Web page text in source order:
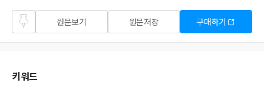
즐겨
찾기
원문보기 원문저장 구매하기
키워드